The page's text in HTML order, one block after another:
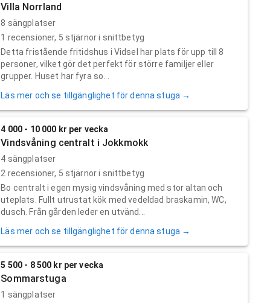
Villa Norrland
8 sängplatser
1 recensioner, 5 stjärnor i snittbetyg
Detta fristående fritidshus i Vidsel har plats för upp till 8
personer, vilket gör det perfekt för större familjer eller
grupper. Huset har fyra so...
Läs mer och se tillgänglighet för denna stuga →
4 000 - 10 000 kr per vecka
Vindsvåning centralt i Jokkmokk
4 sängplatser
2 recensioner, 5 stjärnor i snittbetyg
Bo centralt i egen mysig vindsvåning med stor altan och
uteplats. Fullt utrustat kök med vedeldad braskamin, WC,
dusch. Från gården leder en utvänd...
Läs mer och se tillgänglighet för denna stuga →
5 500 - 8 500 kr per vecka
Sommarstuga
1 sängplatser